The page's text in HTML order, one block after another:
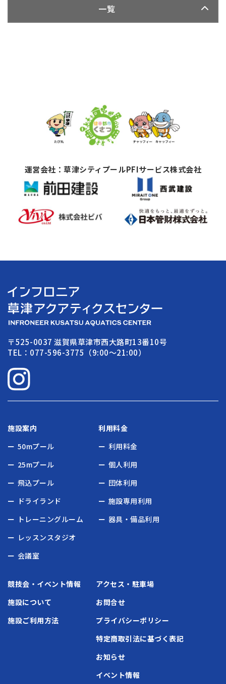
一覧
運営会社：草津シティプールPFIサービス株式会社
〒525-0037 滋賀県草津市西大路町13番10号
TEL：077-596-3775（9:00〜21:00）
施設案内
50mプール
25mプール
飛込プール
ドライランド
トレーニングルーム
レッスンスタジオ
会議室
利用料金
利用料金
個人利用
団体利用
施設専用利用
器具・備品利用
競技会・イベント情報
施設について
施設ご利用方法
アクセス・駐車場
お問合せ
プライバシーポリシー
特定商取引法に基づく表記
お知らせ
イベント情報